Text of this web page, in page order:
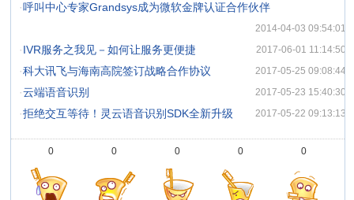
·呼叫中心专家Grandsys成为微软金牌认证合作伙伴
2014-04-03 09:54:01
·IVR服务之我见－如何让服务更便捷 2017-06-01 11:14:50
·科大讯飞与海南高院签订战略合作协议 2017-05-25 09:08:44
·云端语音识别 2017-05-23 15:40:30
·拒绝交互等待！灵云语音识别SDK全新升级 2017-05-22 09:13:13
0 0 0 0 0